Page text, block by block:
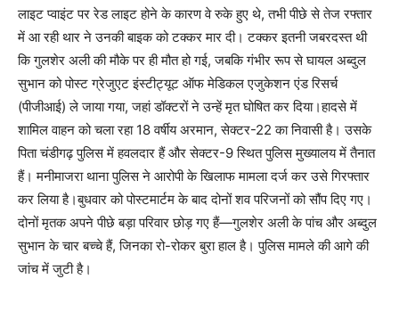
लाइट प्वाइंट पर रेड लाइट होने के कारण वे रुके हुए थे, तभी पीछे से तेज रफ्तार
में आ रही थार ने उनकी बाइक को टक्कर मार दी। टक्कर इतनी जबरदस्त थी
कि गुलशेर अली की मौके पर ही मौत हो गई, जबकि गंभीर रूप से घायल अब्दुल
सुभान को पोस्ट ग्रेजुएट इंस्टीट्यूट ऑफ मेडिकल एजुकेशन एंड रिसर्च
(पीजीआई) ले जाया गया, जहां डॉक्टरों ने उन्हें मृत घोषित कर दिया।हादसे में
शामिल वाहन को चला रहा 18 वर्षीय अरमान, सेक्टर-22 का निवासी है। उसके
पिता चंडीगढ़ पुलिस में हवलदार हैं और सेक्टर-9 स्थित पुलिस मुख्यालय में तैनात
हैं। मनीमाजरा थाना पुलिस ने आरोपी के खिलाफ मामला दर्ज कर उसे गिरफ्तार
कर लिया है।बुधवार को पोस्टमार्टम के बाद दोनों शव परिजनों को सौंप दिए गए।
दोनों मृतक अपने पीछे बड़ा परिवार छोड़ गए हैं—गुलशेर अली के पांच और अब्दुल
सुभान के चार बच्चे हैं, जिनका रो-रोकर बुरा हाल है। पुलिस मामले की आगे की
जांच में जुटी है।